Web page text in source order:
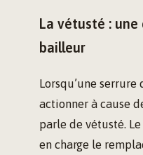
La vétusté :
bailleur
Lorsqu’une
actionner à cause
parle de vétusté.
en charge le